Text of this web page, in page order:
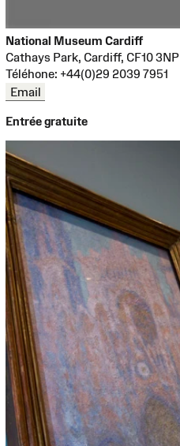
National Museum Cardiff
Cathays Park, Cardiff, CF10 3NP
Téléhone: +44(0)29 2039 7951
Email
Entrée gratuite